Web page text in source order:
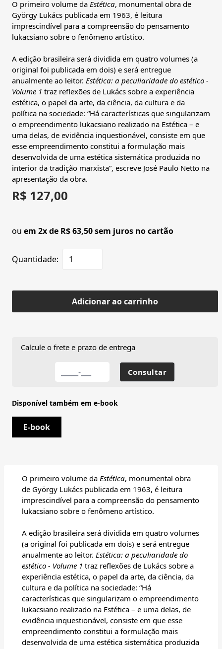
O primeiro volume da Estética, monumental obra de
György Lukács publicada em 1963, é leitura
imprescindível para a compreensão do pensamento
lukacsiano sobre o fenômeno artístico.
A edição brasileira será dividida em quatro volumes (a
original foi publicada em dois) e será entregue
anualmente ao leitor. Estética: a peculiaridade do estético -
Volume 1 traz reflexões de Lukács sobre a experiência
estética, o papel da arte, da ciência, da cultura e da
política na sociedade: “Há características que singularizam
o empreendimento lukacsiano realizado na Estética – e
uma delas, de evidência inquestionável, consiste em que
esse empreendimento constitui a formulação mais
desenvolvida de uma estética sistemática produzida no
interior da tradição marxista”, escreve José Paulo Netto na
apresentação da obra.
R$ 127,00
ou em 2x de R$ 63,50 sem juros no cartão
Quantidade:
Adicionar ao carrinho
Calcule o frete e prazo de entrega
Disponível também em e-book
E-book
O primeiro volume da Estética, monumental obra
de György Lukács publicada em 1963, é leitura
imprescindível para a compreensão do pensamento
lukacsiano sobre o fenômeno artístico.
A edição brasileira será dividida em quatro volumes
(a original foi publicada em dois) e será entregue
anualmente ao leitor. Estética: a peculiaridade do
estético - Volume 1 traz reflexões de Lukács sobre a
experiência estética, o papel da arte, da ciência, da
cultura e da política na sociedade: “Há
características que singularizam o empreendimento
lukacsiano realizado na Estética – e uma delas, de
evidência inquestionável, consiste em que esse
empreendimento constitui a formulação mais
desenvolvida de uma estética sistemática produzida